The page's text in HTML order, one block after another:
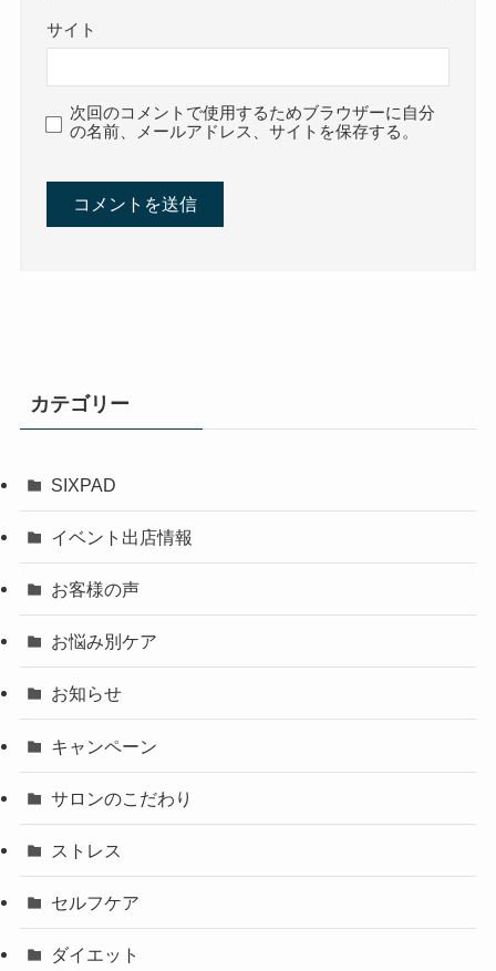
サイト
次回のコメントで使用するためブラウザーに自分
の名前、メールアドレス、サイトを保存する。
カテゴリー
SIXPAD
イベント出店情報
お客様の声
お悩み別ケア
お知らせ
キャンペーン
サロンのこだわり
ストレス
セルフケア
ダイエット